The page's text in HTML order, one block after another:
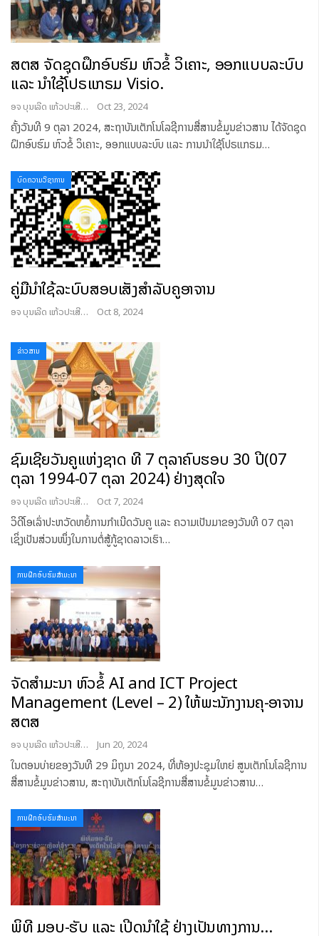
ສຕສ ຈັດຊຸດຝຶກອົບຮົມ ຫົວຂໍ້ ວິເຄາະ, ອອກແບບລະບົບ
ແລະ ນໍາໃຊ້ໂປຣແກຣມ Visio.
ອຈ ບຸນເລີດ ແກ້ວປະເສີດ Oct 23, 2024
ຄັ້ງວັນທີ 9 ຕຸລາ 2024, ສະຖາບັນເຕັກໂນໂລຊີການສື່ສານຂໍ້ມູນຂ່າວສານ ໄດ້ຈັດຊຸດ
ຝຶກອົບຮົມ ຫົວຂໍ້ ວິເຄາະ, ອອກແບບລະບົບ ແລະ ການນໍາໃຊ້ໂປຣແກຣມ…
ບົດຄວາມວິຊາການ
ຄູ່ມືນໍາໃຊ້ລະບົບສອບເສັງສໍາລັບຄູອາຈານ
ອຈ ບຸນເລີດ ແກ້ວປະເສີດ Oct 8, 2024
ຂ່າວສານ
ຊົມເຊີຍວັນຄູແຫ່ງຊາດ ທີ 7 ຕຸລາຄົບຮອບ 30 ປີ(07
ຕຸລາ 1994-07 ຕຸລາ 2024) ຢ່າງສຸດໃຈ
ອຈ ບຸນເລີດ ແກ້ວປະເສີດ Oct 7, 2024
ວິດີໂອເລົ່າປະຫວັດຫຍໍ້ການກຳເນີດວັນຄູ ແລະ ຄວາມເປັນມາຂອງວັນທີ 07 ຕຸລາ
ເຊິ່ງເປັນສ່ວນໜຶ່ງໃນການຕໍ່ສູ້ກູ້ຊາດລາວເຮົາ…
ການຝຶກອົບຮົມສໍາມະນາ
ຈັດສຳມະນາ ຫົວຂໍ້ AI and ICT Project
Management (Level – 2) ໃຫ້ພະນັກງານຄຸ-ອາຈານ
ສຕສ
ອຈ ບຸນເລີດ ແກ້ວປະເສີດ Jun 20, 2024
ໃນຕອນບ່າຍຂອງວັນທີ 29 ມິຖຸນາ 2024, ທີ່ຫ້ອງປະຊຸມໃຫຍ່ ສູນເຕັກໂນໂລຊີການ
ສື່ສານຂໍ້ມູນຂ່າວສານ, ສະຖາບັນເຕັກໂນໂລຊີການສື່ສານຂໍ້ມູນຂ່າວສານ…
ການຝຶກອົບຮົມສໍາມະນາ
ພິທີ ມອບ-ຮັບ ແລະ ເປີດນໍາໃຊ້ ຢ່າງເປັນທາງການ…